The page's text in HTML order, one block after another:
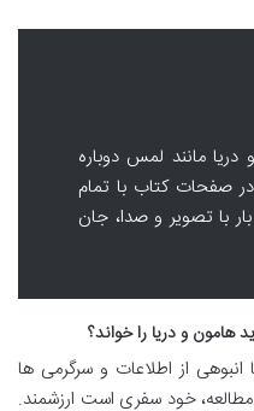
مانند لمس دوباره
صفحات کتاب با تمام
با تصویر و صدا، جان
و دریا را خواند؟
انبوهی از اطلاعات و سرگرمی ها
خود سفری است ارزشمند.